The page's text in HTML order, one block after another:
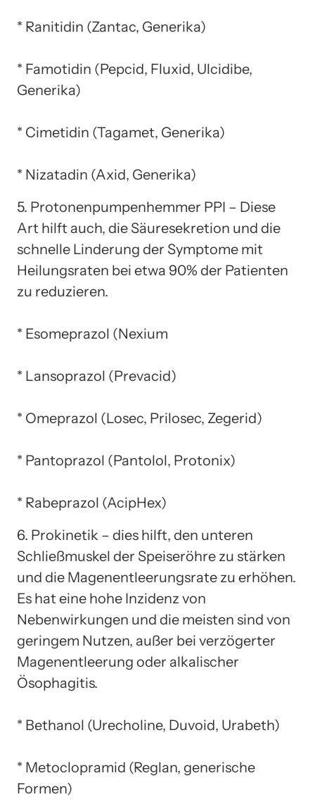
* Ranitidin (Zantac, Generika)
* Famotidin (Pepcid, Fluxid, Ulcidibe,
Generika)
* Cimetidin (Tagamet, Generika)
* Nizatadin (Axid, Generika)
5. Protonenpumpenhemmer PPI – Diese
Art hilft auch, die Säuresekretion und die
schnelle Linderung der Symptome mit
Heilungsraten bei etwa 90% der Patienten
zu reduzieren.
* Esomeprazol (Nexium
* Lansoprazol (Prevacid)
* Omeprazol (Losec, Prilosec, Zegerid)
* Pantoprazol (Pantolol, Protonix)
* Rabeprazol (AcipHex)
6. Prokinetik – dies hilft, den unteren
Schließmuskel der Speiseröhre zu stärken
und die Magenentleerungsrate zu erhöhen.
Es hat eine hohe Inzidenz von
Nebenwirkungen und die meisten sind von
geringem Nutzen, außer bei verzögerter
Magenentleerung oder alkalischer
Ösophagitis.
* Bethanol (Urecholine, Duvoid, Urabeth)
* Metoclopramid (Reglan, generische
Formen)